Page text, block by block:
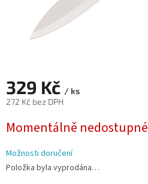
329 Kč / ks
272 Kč bez DPH
cena:
Momentálně nedostupné
Možnosti doručení
Položka byla vyprodána…